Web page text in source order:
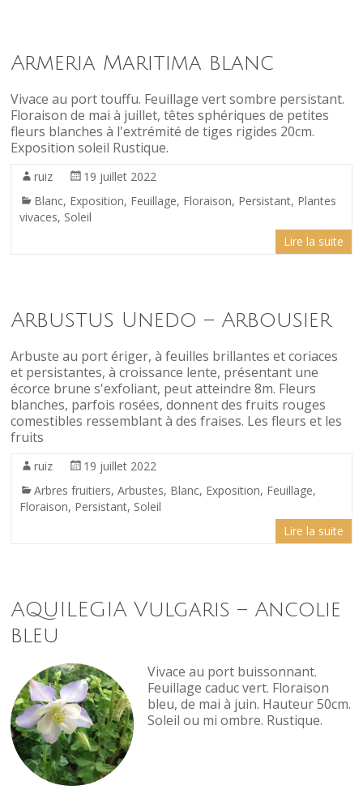
Armeria Maritima blanc
Vivace au port touffu. Feuillage vert sombre persistant.
Floraison de mai à juillet, têtes sphériques de petites
fleurs blanches à l'extrémité de tiges rigides 20cm.
Exposition soleil Rustique.
ruiz
19 juillet 2022
Blanc, Exposition, Feuillage, Floraison, Persistant, Plantes
vivaces, Soleil
Lire la suite
Arbustus Unedo – Arbousier
Arbuste au port ériger, à feuilles brillantes et coriaces
et persistantes, à croissance lente, présentant une
écorce brune s'exfoliant, peut atteindre 8m. Fleurs
blanches, parfois rosées, donnent des fruits rouges
comestibles ressemblant à des fraises. Les fleurs et les
fruits
ruiz
19 juillet 2022
Arbres fruitiers,Arbustes, Blanc, Exposition, Feuillage,
Floraison, Persistant, Soleil
Lire la suite
AQUILEGIA Vulgaris – Ancolie
bleu
Vivace au port buissonnant.
Feuillage caduc vert. Floraison
bleu, de mai à juin. Hauteur 50cm.
Soleil ou mi ombre. Rustique.